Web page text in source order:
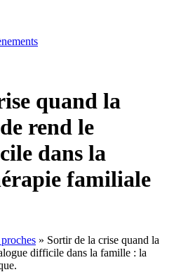
quand la
rend le
dans la
familiale
» Sortir de la crise quand la
difficile dans la famille : la